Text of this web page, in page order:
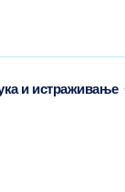
и истраживање